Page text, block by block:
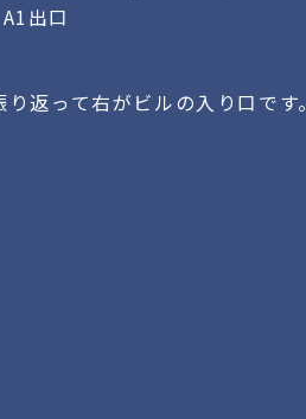
出口
返って右がビルの入り口です。